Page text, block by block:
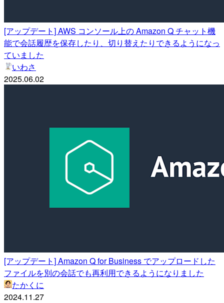
[アップデート] AWS コンソール上の Amazon Q チャット機
能で会話履歴を保存したり、切り替えたりできるようになっ
ていました
いわさ
2025.06.02
[アップデート] Amazon Q for Business でアップロードした
ファイルを別の会話でも再利用できるようになりました
たかくに
2024.11.27